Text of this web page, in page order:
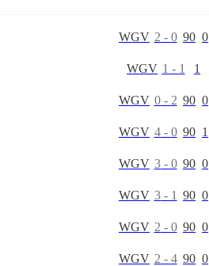
WGV 2 - 0 90 0
WGV 1 - 1 1
WGV 0- 2 90 0
WGV 4- 0 90 1
WGV 3- 0 90 0
WGV 3- 1 90 0
WGV 2 - 0 90 0
WGV 2 - 4 90 0